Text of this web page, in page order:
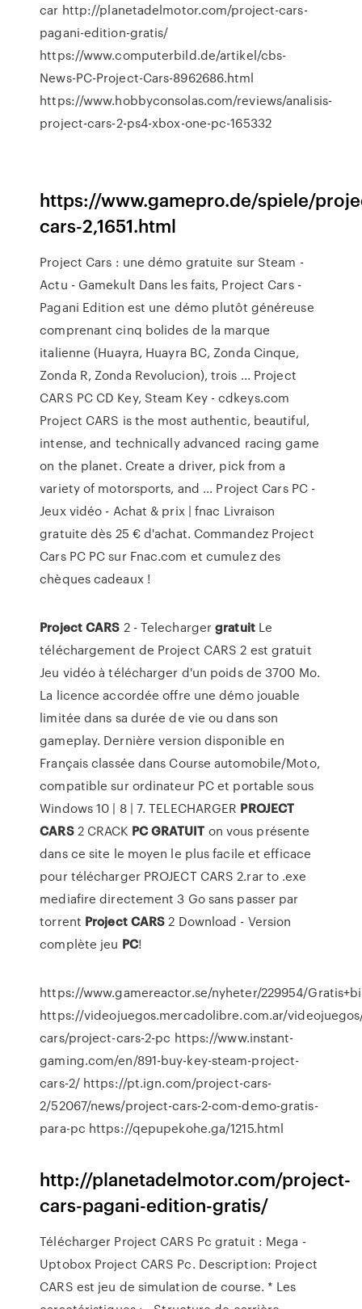
car http://planetadelmotor.com/project-cars-
pagani-edition-gratis/
https://www.computerbild.de/artikel/cbs-
News-PC-Project-Cars-8962686.html
https://www.hobbyconsolas.com/reviews/analisis-
project-cars-2-ps4-xbox-one-pc-165332
https://www.gamepro.de/spiele/
cars-2,1651.html
Project Cars : une démo gratuite sur Steam -
Actu - Gamekult Dans les faits, Project Cars -
Pagani Edition est une démo plutôt généreuse
comprenant cinq bolides de la marque
italienne (Huayra, Huayra BC, Zonda Cinque,
Zonda R, Zonda Revolucion), trois ... Project
CARS PC CD Key, Steam Key - cdkeys.com
Project CARS is the most authentic, beautiful,
intense, and technically advanced racing game
on the planet. Create a driver, pick from a
variety of motorsports, and ... Project Cars PC -
Jeux vidéo - Achat & prix | fnac Livraison
gratuite dès 25 € d'achat. Commandez Project
Cars PC PC sur Fnac.com et cumulez des
chèques cadeaux !
ProjectCARS 2 - TelechargergratuitLe
téléchargement de Project CARS 2 est gratuit
Jeu vidéo à télécharger d'un poids de 3700 Mo.
La licence accordée offre une démo jouable
limitée dans sa durée de vie ou dans son
gameplay. Dernière version disponible en
Français classée dans Course automobile/Moto,
compatible sur ordinateur PC et portable sous
Windows 10 | 8 | 7. TELECHARGER PROJECT
CARS2 CRACK PC GRATUIT on vous présente
dans ce site le moyen le plus facile et efficace
pour télécharger PROJECT CARS 2.rar to .exe
mediafire directement 3 Go sans passer par
torrent Project CARS2 Download - Version
complète jeu PC!
https://www.gamereactor.se/nyheter/229954/
https://videojuegos.mercadolibre.com.ar/
cars/project-cars-2-pc https://www.instant-
gaming.com/en/891-buy-key-steam-project-
cars-2/ https://pt.ign.com/project-cars-
2/52067/news/project-cars-2-com-demo-gratis-
para-pc https://qepupekohe.ga/1215.html
http://planetadelmotor.com/project-
cars-pagani-edition-gratis/
Télécharger Project CARS Pc gratuit : Mega -
Uptobox Project CARS Pc. Description: Project
CARS est jeu de simulation de course. * Les